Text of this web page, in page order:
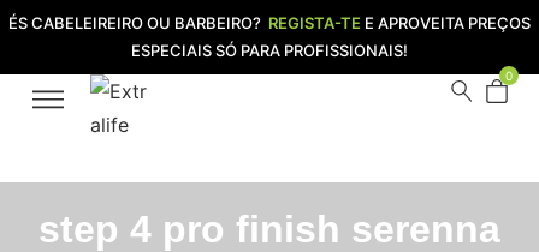
ÉS CABELEIREIRO OU BARBEIRO? REGISTA-TE E APROVEITA PREÇOS
ESPECIAIS SÓ PARA PROFISSIONAIS!
0
step 4 pro finish serenna